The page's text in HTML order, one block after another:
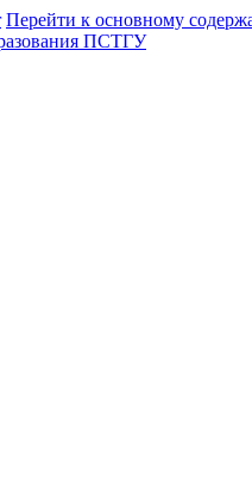
Перейти к основному